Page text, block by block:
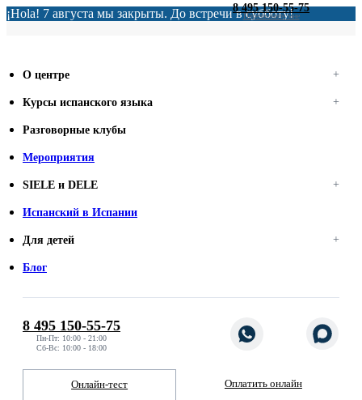
¡Hola! 7 августа мы закрыты. До встречи в субботу!
8 495 150-55-75
Перезвоните мне
О центре
Курсы испанского языка
Разговорные клубы
Мероприятия
SIELE и DELE
Испанский в Испании
Для детей
Блог
8 495 150-55-75
Пн-Пт: 10:00 - 21:00
Сб-Вс: 10:00 - 18:00
Онлайн-тест Оплатить онлайн